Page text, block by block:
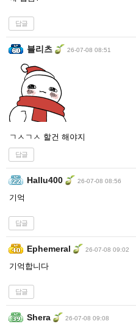
답글
블리츠 26-07-08 08:51
ㄱㅅㄱㅅ 할건 해야지
답글
Hallu400 26-07-08 08:56
기억
답글
Ephemeral 26-07-08 09:02
기억합니다
답글
Shera 26-07-08 09:08